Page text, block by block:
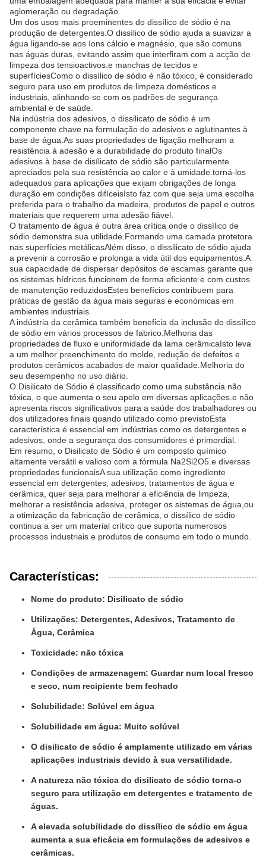
aglomeração ou degradação.
Um dos usos mais proeminentes do dissílico de sódio é na
produção de detergentes.O dissílico de sódio ajuda a suavizar a
água ligando-se aos íons cálcio e magnésio, que são comuns
nas águas duras, evitando assim que interfiram com a acção de
limpeza dos tensioactivos.e manchas de tecidos e
superfíciesComo o dissílico de sódio é não tóxico, é considerado
seguro para uso em produtos de limpeza domésticos e
industriais, alinhando-se com os padrões de segurança
ambiental e de saúde.
Na indústria dos adesivos, o dissilicato de sódio é um
componente chave na formulação de adesivos e aglutinantes à
base de água.As suas propriedades de ligação melhoram a
resistência à adesão e a durabilidade do produto finalOs
adesivos à base de disílicato de sódio são particularmente
apreciados pela sua resistência ao calor e à umidade.torná-los
adequados para aplicações que exijam obrigações de longa
duração em condições difíceisIsto faz com que seja uma escolha
preferida para o trabalho da madeira, produtos de papel e outros
materiais que requerem uma adesão fiável.
O tratamento de água é outra área crítica onde o dissílico de
sódio demonstra sua utilidade.Formando uma camada protetora
nas superfícies metálicasAlém disso, o dissilicato de sódio ajuda
a prevenir a corrosão e prolonga a vida útil dos equipamentos.A
sua capacidade de dispersar depósitos de escamas garante que
os sistemas hídricos funcionem de forma eficiente e com custos
de manutenção reduzidosEstes benefícios contribuem para
práticas de gestão da água mais seguras e económicas em
ambientes industriais.
A indústria da cerâmica também beneficia da inclusão do dissílico
de sódio em vários processos de fabrico.Melhoria das
propriedades de fluxo e uniformidade da lama cerâmicaIsto leva
a um melhor preenchimento do molde, redução de defeitos e
produtos cerâmicos acabados de maior qualidade.Melhoria do
seu desempenho no uso diário.
O Disilicato de Sódio é classificado como uma substância não
tóxica, o que aumenta o seu apelo em diversas aplicações.e não
apresenta riscos significativos para a saúde dos trabalhadores ou
dos utilizadores finais quando utilizado como previstoEsta
característica é essencial em indústrias como os detergentes e
adesivos, onde a segurança dos consumidores é primordial.
Em resumo, o Disilicato de Sódio é um composto químico
altamente versátil e valioso com a fórmula Na2Si2O5.e diversas
propriedades funcionaisA sua utilização como ingrediente
essencial em detergentes, adesivos, tratamentos de água e
cerâmica, quer seja para melhorar a eficiência de limpeza,
melhorar a resistência adesiva, proteger os sistemas de água,ou
a otimização da fabricação de cerâmica, o dissílico de sódio
continua a ser um material crítico que suporta numerosos
processos industriais e produtos de consumo em todo o mundo.
Características:
Nome do produto: Disilicato de sódio
Utilizações: Detergentes, Adesivos, Tratamento de
Água, Cerâmica
Toxicidade: não tóxica
Condições de armazenagem: Guardar num local fresco
e seco, num recipiente bem fechado
Solubilidade: Solúvel em água
Solubilidade em água: Muito solúvel
O disilicato de sódio é amplamente utilizado em várias
aplicações industriais devido à sua versatilidade.
A natureza não tóxica do disilicato de sódio torna-o
seguro para utilização em detergentes e tratamento de
águas.
A elevada solubilidade do dissílico de sódio em água
aumenta a sua eficácia em formulações de adesivos e
cerâmicas.